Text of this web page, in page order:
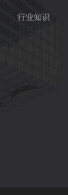
行业知识